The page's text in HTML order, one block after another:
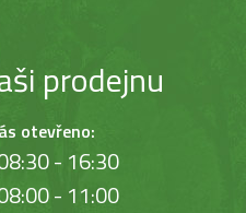
prodejnu
otevřeno:
- 16:30
- 11:00